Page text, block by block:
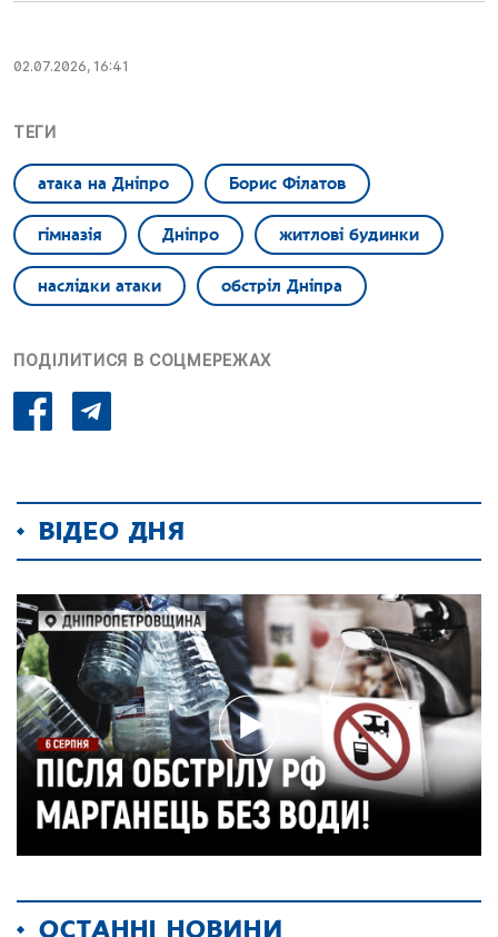
02.07.2026, 16:41
ТЕГИ
атака на Дніпро Борис Філатов
гімназія Дніпро житлові будинки
наслідки атаки обстріл Дніпра
ПОДІЛИТИСЯ В СОЦМЕРЕЖАХ
ВІДЕО ДНЯ
ОСТАННІ НОВИНИ